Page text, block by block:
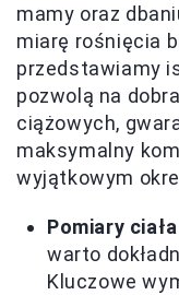
mamy oraz
miarę rośnięcia
przedstawiamy
pozwolą na
ciążowych,
maksymalny
wyjątkowym
Pomiary ciała
warto
Kluczowe